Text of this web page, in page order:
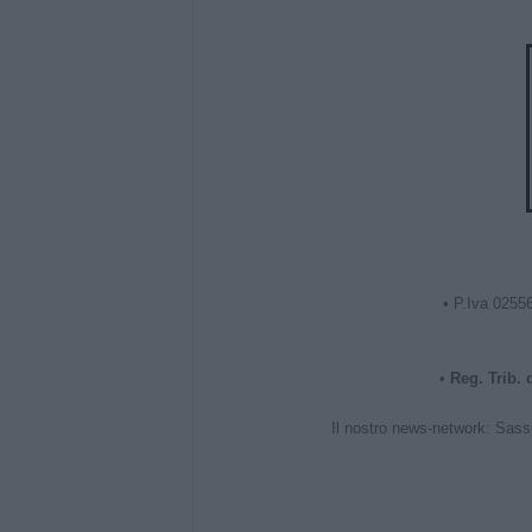
• P.Iva
• Reg. Trib.
Il nostro news-network: